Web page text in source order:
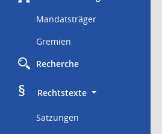
Mandatsträger
Gremien
Recherche
§
     Rechtstexte
Satzungen